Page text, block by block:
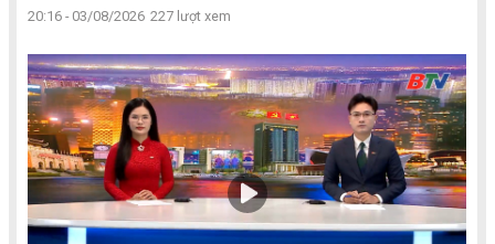
20:16 - 03/08/2026 227 lượt xem